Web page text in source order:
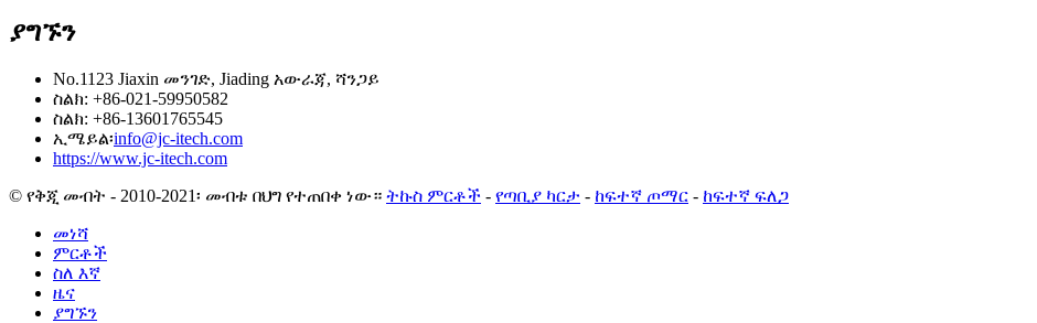
ያግኙን
No.1123 Jiaxin መንገድ, Jiading አውራጃ, ሻንጋይ
ስልክ: +86-021-59950582
ስልክ: +86-13601765545
ኢሜይል፡info@jc-itech.com
https://www.jc-itech.com
© የቅጂ መብት - 2010-2021፡ መብቱ በህግ የተጠበቀ ነው። ትኩስ ምርቶች - የጣቢያ ካርታ - ከፍተኛ ጦማር - ከፍተኛ ፍለጋ
መነሻ
ምርቶች
ስለ እኛ
ዜና
ያግኙን